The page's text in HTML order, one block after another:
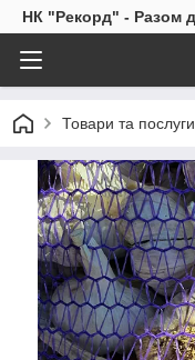
НК "Рекорд" - Разом
Товари та послуги